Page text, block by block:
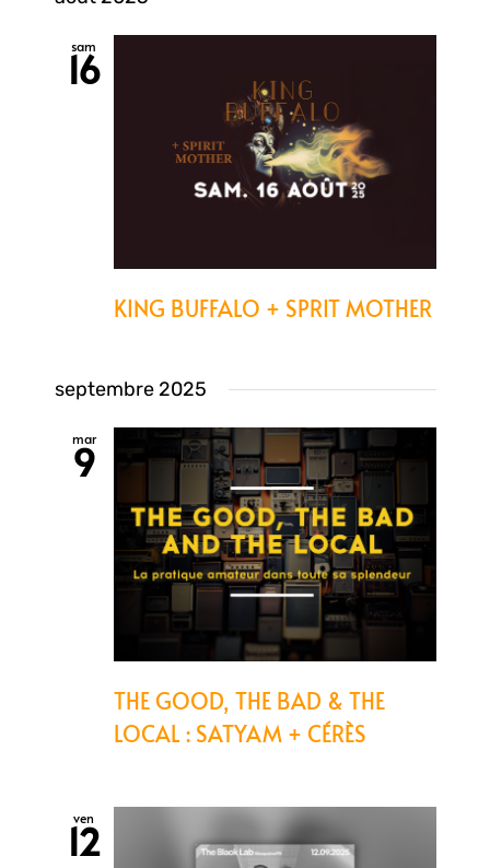
sam
16
KING BUFFALO + SPRIT MOTHER
septembre 2025
mar
9
THE GOOD, THE BAD & THE
LOCAL : SATYAM + CÉRÈS
ven
12